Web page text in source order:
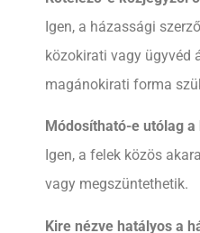
Igen, a házassági
közokirati vagy ügyvéd
magánokirati forma
Módosítható-e utólag
Igen, a felek közös
vagy megszüntethetik.
Kire nézve hatályos a